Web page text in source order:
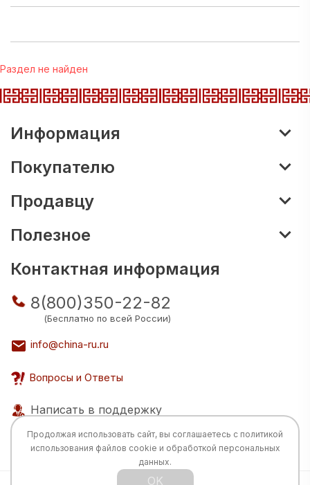
Раздел не найден
Информация
Покупателю
Продавцу
Полезное
Контактная информация
8(800)350-22-82
(Бесплатно по всей России)
info@china-ru.ru
Вопросы и Ответы
Написать в поддержку
Продолжая использовать сайт, вы соглашаетесь с политикой
использования файлов cookie и обработкой персональных
данных.
OK